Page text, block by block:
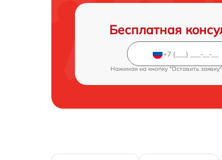
Бесплатная
Нажимая на кнопку "Оставить